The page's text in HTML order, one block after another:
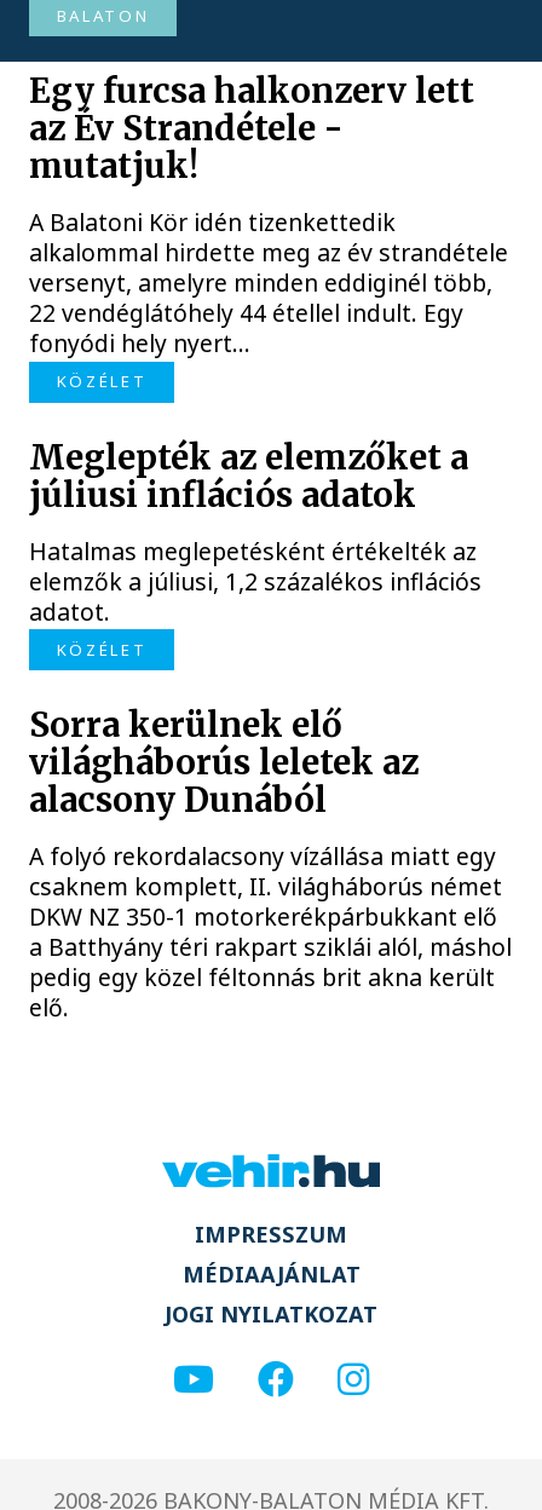
BALATON
Egy furcsa halkonzerv lett
az Év Strandétele -
mutatjuk!
A Balatoni Kör idén tizenkettedik
alkalommal hirdette meg az év strandétele
versenyt, amelyre minden eddiginél több,
22 vendéglátóhely 44 étellel indult. Egy
fonyódi hely nyert...
KÖZÉLET
Meglepték az elemzőket a
júliusi inflációs adatok
Hatalmas meglepetésként értékelték az
elemzők a júliusi, 1,2 százalékos inflációs
adatot.
KÖZÉLET
Sorra kerülnek elő
világháborús leletek az
alacsony Dunából
A folyó rekordalacsony vízállása miatt egy
csaknem komplett, II. világháborús német
DKW NZ 350-1 motorkerékpárbukkant elő
a Batthyány téri rakpart sziklái alól, máshol
pedig egy közel féltonnás brit akna került
elő.
IMPRESSZUM
MÉDIAAJÁNLAT
JOGI NYILATKOZAT
2008-2026 BAKONY-BALATON MÉDIA KFT.